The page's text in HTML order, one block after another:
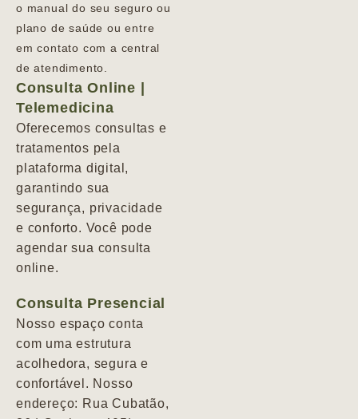
o manual do seu seguro ou
plano de saúde ou entre
em contato com a central
de atendimento.
Consulta Online |
Telemedicina
Oferecemos consultas e
tratamentos pela
plataforma digital,
garantindo sua
segurança, privacidade
e conforto. Você pode
agendar sua consulta
online.
Consulta Presencial
Nosso espaço conta
com uma estrutura
acolhedora, segura e
confortável. Nosso
endereço: Rua Cubatão,